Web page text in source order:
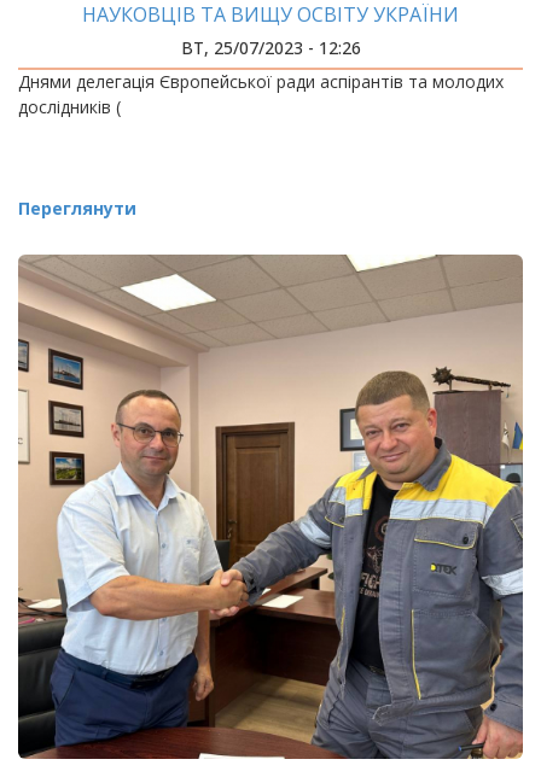
НАУКОВЦІВ ТА ВИЩУ ОСВІТУ УКРАЇНИ
ВТ, 25/07/2023 - 12:26
Днями делегація Європейської ради аспірантів та молодих
дослідників (
Переглянути